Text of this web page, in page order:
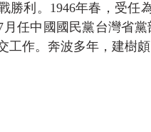
勝利。1946年春，受任
月任中國國民黨台灣省
工作。奔波多年，建樹